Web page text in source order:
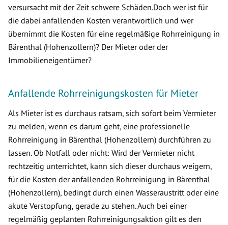
versursacht mit der Zeit schwere Schäden.Doch wer ist für
die dabei anfallenden Kosten verantwortlich und wer
übernimmt die Kosten für eine regelmäßige Rohrreinigung in
Bärenthal (Hohenzollern)? Der Mieter oder der
Immobilieneigentümer?
Anfallende Rohrreinigungskosten für Mieter
Als Mieter ist es durchaus ratsam, sich sofort beim Vermieter
zu melden, wenn es darum geht, eine professionelle
Rohrreinigung in Bärenthal (Hohenzollern) durchführen zu
lassen. Ob Notfall oder nicht: Wird der Vermieter nicht
rechtzeitig unterrichtet, kann sich dieser durchaus weigern,
für die Kosten der anfallenden Rohrreinigung in Bärenthal
(Hohenzollern), bedingt durch einen Wasseraustritt oder eine
akute Verstopfung, gerade zu stehen. Auch bei einer
regelmäßig geplanten Rohrreinigungsaktion gilt es den